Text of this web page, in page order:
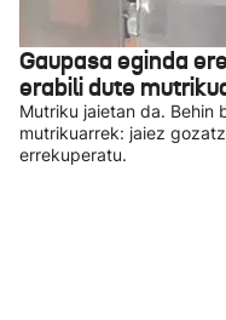
Gaupasa eginda
erabili dute
Mutriku jaietan da.
mutrikuarrek: jaiez
errekuperatu.